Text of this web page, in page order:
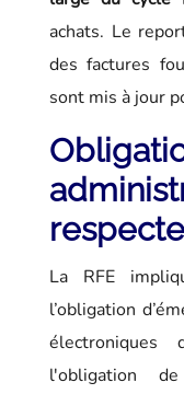
achats. Le
des factures
sont mis à jour
La RFE
l’obligation
l'obligation